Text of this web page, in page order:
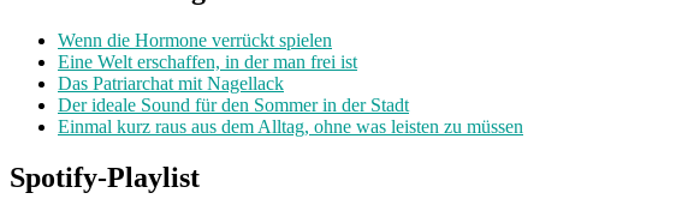
Wenn die Hormone verrückt spielen
Eine Welt erschaffen, in der man frei ist
Das Patriarchat mit Nagellack
Der ideale Sound für den Sommer in der Stadt
Einmal kurz raus aus dem Alltag, ohne was leisten zu müssen
Spotify-Playlist